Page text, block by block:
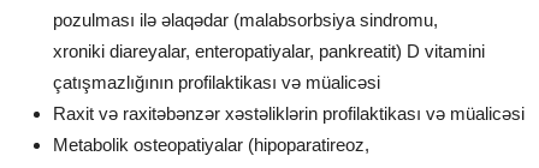
pozulması ilə əlaqədar (malabsorbsiya sindromu,
xroniki diareyalar, enteropatiyalar, pankreatit) D vitamini
çatışmazlığının profilaktikası və müalicəsi
Raxit və raxitəbənzər xəstəliklərin profilaktikası və müalicəsi
Metabolik osteopatiyalar (hipoparatireoz,